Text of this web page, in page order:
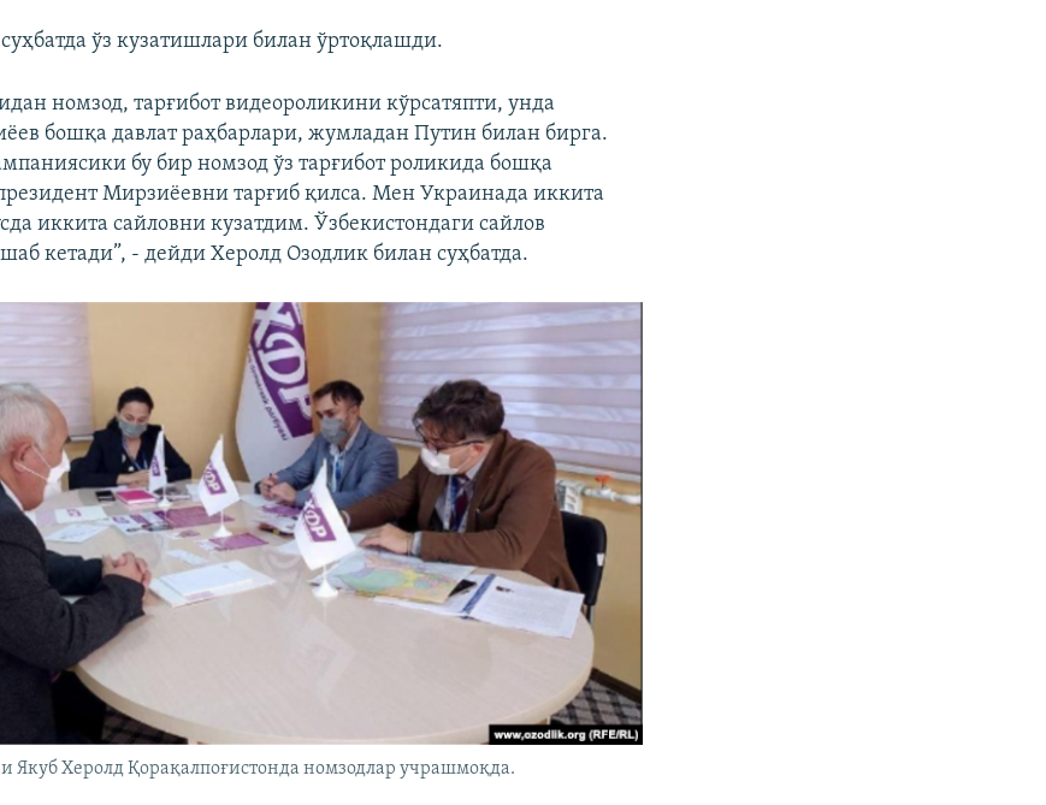
ўз кузатишлари билан ўртоқлашди.
номзод, тарғибот видеороликини кўрсатяпти, унда
бошқа давлат раҳбарлари, жумладан Путин билан бирга.
бу бир номзод ўз тарғибот роликида бошқа
Мирзиёевни тарғиб қилса. Мен Украинада иккита
иккита сайловни кузатдим. Ўзбекистондаги сайлов
кетади”, - дейди Херолд Озодлик билан суҳбатда.
Якуб Херолд Қорақалпоғистонда номзодлар учрашмоқда.